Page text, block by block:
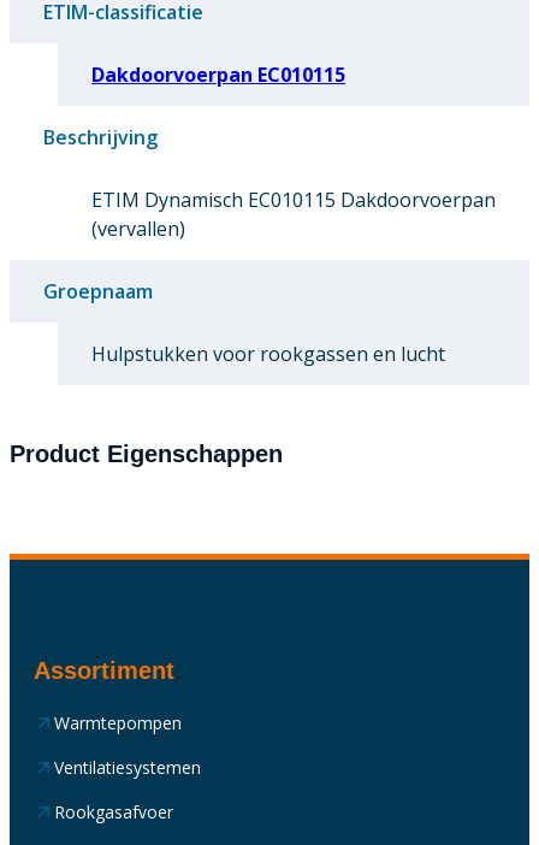
ETIM-classificatie
Dakdoorvoerpan EC010115
Beschrijving
ETIM Dynamisch EC010115 Dakdoorvoerpan
(vervallen)
Groepnaam
Hulpstukken voor rookgassen en lucht
Product Eigenschappen
Assortiment
Warmtepompen
Ventilatiesystemen
Rookgasafvoer